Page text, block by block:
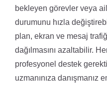
bekleyen görevler veya
durumunu hızla
plan, ekran ve mesaj
dağılmasını azaltabilir.
profesyonel destek
uzmanınıza danışmanız